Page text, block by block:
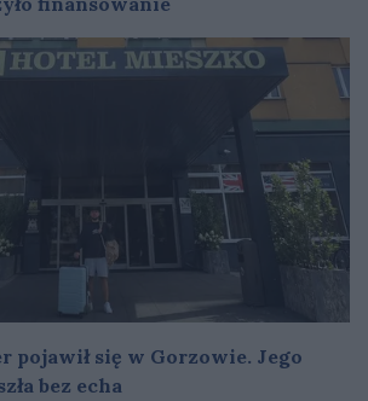
pojawił się w Gorzowie. Jego
bez echa